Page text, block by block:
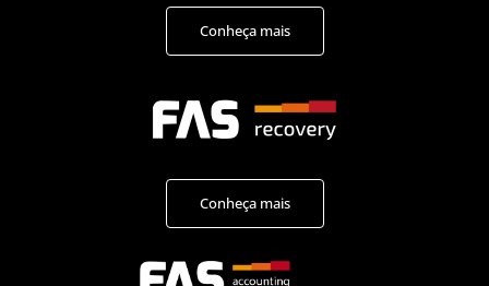
Conheça mais
Conheça mais